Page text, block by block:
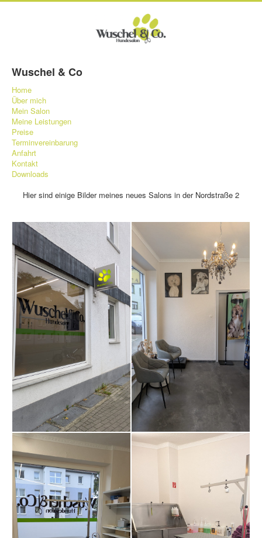
Wuschel & Co
Home
Über mich
Mein Salon
Meine Leistungen
Preise
Terminvereinbarung
Anfahrt
Kontakt
Downloads
Hier sind einige Bilder meines neues Salons in der Nordstraße 2